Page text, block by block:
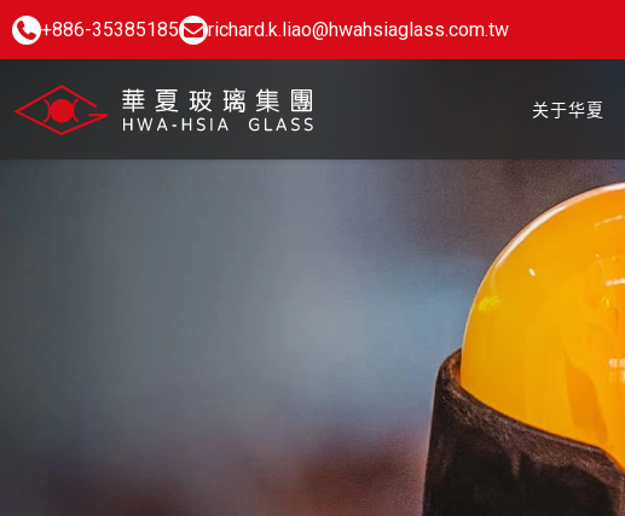
+886-35385185 richard.k.liao@hwahsiaglass.com.tw
关于华夏